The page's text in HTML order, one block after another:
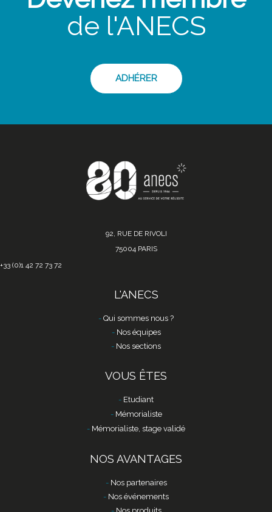
de l'ANECS
ADHÉRER
92, RUE DE RIVOLI
75004 PARIS
+33 (0)1 42 72 73 72
L'ANECS
Qui sommes nous ?
Nos équipes
Nos sections
VOUS ÊTES
Etudiant
Mémorialiste
Mémorialiste, stage validé
NOS AVANTAGES
Nos partenaires
Nos événements